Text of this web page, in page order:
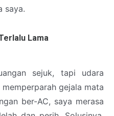
saya.
Lama
sejuk, tapi udara
gejala mata
ber-AC, saya merasa